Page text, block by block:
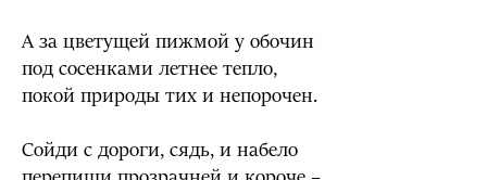
А за цветущей пижмой у обочин
под сосенками летнее тепло,
покой природы тих и непорочен.
Сойди с дороги, сядь, и набело